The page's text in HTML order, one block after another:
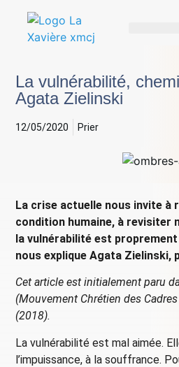
La vulnérabilité,
Agata Zielinski
12/05/2020 Prier
La crise actuelle nous invite à
condition humaine, à revisiter
la vulnérabilité est proprement
nous explique Agata Zielinski,
Cet article est initialement paru
(Mouvement Chrétien des
(2018).
La vulnérabilité est mal aimée.
l’impuissance, à la souffrance.